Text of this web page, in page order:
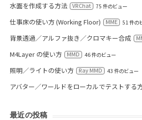
水面を作成する方法 VRChat 75 件のビュー
仕事床の使い方 (Working Floor) MME 51 件の
背景透過／アルファ抜き／クロマキー合成
M4Layer の使い方 MMD 46 件のビュー
照明／ライトの使い方 Ray MMD 43 件のビュー
アバター／ワールドをローカルでテストする
最近の投稿